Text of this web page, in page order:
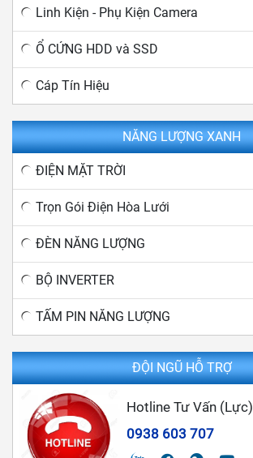
Linh Kiện - Phụ Kiện Camera
Ổ CỨNG HDD và SSD
Cáp Tín Hiệu
NĂNG LƯỢNG XANH
ĐIỆN MẶT TRỜI
Trọn Gói Điện Hòa Lưới
ĐÈN NĂNG LƯỢNG
BỘ INVERTER
TẤM PIN NĂNG LƯỢNG
ĐỘI NGŨ HỖ TRỢ
Hotline Tư Vấn (Lực)
0938 603 707